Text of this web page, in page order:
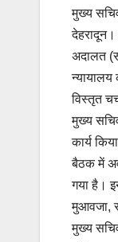
मुख्य
देहरादून।
अदालत
विस्तृत
मुख्य
कार्य
बैठक में
गया है।
मुआवजा,
मुख्य